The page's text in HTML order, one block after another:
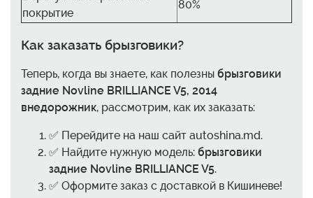
покрытие
80%
Как заказать брызговики?
Теперь, когда вы знаете, как полезны брызговики
задние Novline BRILLIANCE V5, 2014
внедорожник, рассмотрим, как их заказать:
✅ Перейдите на наш сайт autoshina.md.
✅ Найдите нужную модель: брызговики
задние Novline BRILLIANCE V5.
✅ Оформите заказ с доставкой в Кишиневе!